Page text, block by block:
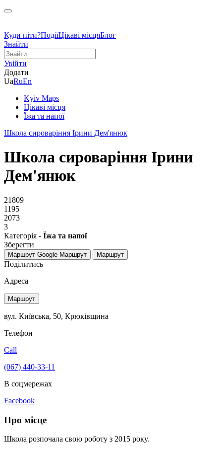
Куди піти?ПодіїЦікаві місцяБлог
Знайти
Увійти
Додати
UaRuEn
Kyiv Maps
Цікаві місця
Їжа та напої
Школа сироваріння Ірини Дем'янюк
Школа сироваріння Ірини
Дем'янюк
21809
1195
2073
3
Категорія - Їжа та напої
Зберегти
Маршрут Google Маршрут Маршрут
Поділитись
Адреса
Маршрут
вул. Київська, 50, Крюківщина
Телефон
Call
(067) 440-33-11
В соцмережах
Facebook
Про місце
Школа розпочала свою роботу з 2015 року.